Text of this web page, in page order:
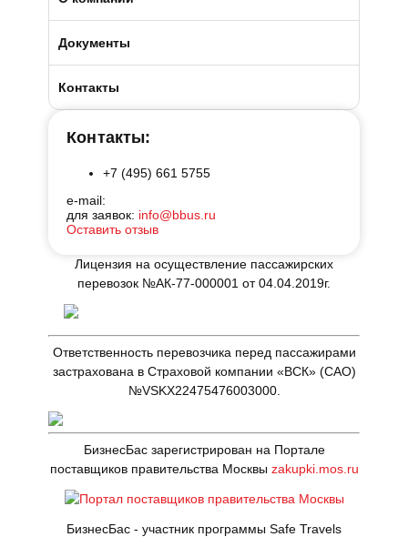
Условия возврата
О компании БизнесБас
BBus Group
Клиентская служба
Отзывы
Реклама на автобусах
Наши автосервисы
Новости
Полезные статьи
Документы
Лицензии и удостоверения
Страхование пассажиров
Договоры на оказание услуг
Производственная безопасность
Реквизиты
Контакты
Контакты:
+7 (495) 661 5755
e-mail:
для заявок: info@bbus.ru
Оставить отзыв
Лицензия на осуществление пассажирских
перевозок №АК-77-000001 от 04.04.2019г.
Ответственность перевозчика перед пассажирами
застрахована в Страховой компании «ВСК» (САО)
№VSKX22475476003000.
БизнесБас зарегистрирован на Портале
поставщиков правительства Москвы zakupki.mos.ru
БизнесБас - участник программы Safe Travels